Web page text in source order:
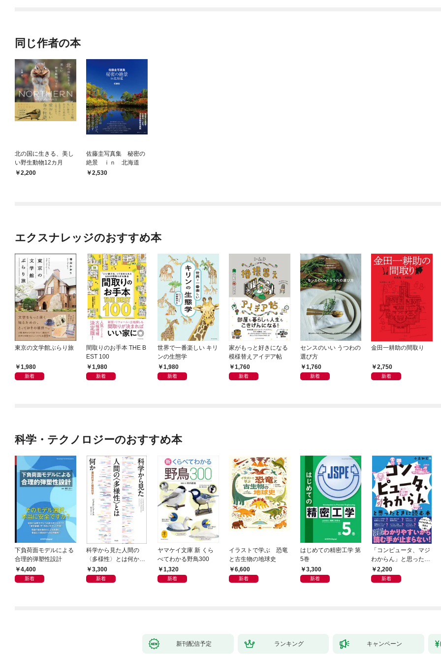
同じ作者の本
北の国に生きる、美し
い野生動物12カ月
2,200
佐藤圭写真集 秘密の
絶景 ｉｎ 北海道
2,530
エクスナレッジのおすすめ本
東京の文学館ぶらり旅
1,980
新着
間取りのお手本 THE B
EST 100
1,980
新着
世界で一番楽しい キリ
ンの生態学
1,980
新着
家がもっと好きになる
模様替えアイデア帖
1,760
新着
センスのいい うつわの
選び方
1,760
新着
金田一耕助の間取り
2,750
新着
科学・テクノロジーのおすすめ本
下負荷面モデルによる
合理的弾塑性設計
4,400
新着
科学から見た人間の
〈多様性〉とは何か―
―遺伝科学と疑似科学
3,300
新着
ヤマケイ文庫 新 くら
べてわかる野鳥300
1,320
新着
イラストで学ぶ 恐竜
と古生物の地球史
6,600
新着
はじめての精密工学 第
5巻
3,300
新着
「コンピュータ、マジ
わからん」と思ったと
きに読む本
2,200
新着
新刊配信予定 ランキング キャンペーン